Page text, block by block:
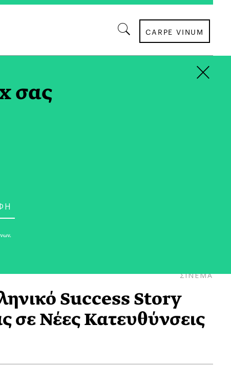
CARPE VINUM
στο
Διαφήμισα τη Σύρο
ΣΙΝΕΜΑ
Success Story
σε Νέες Κατευθύνσεις
σας
×